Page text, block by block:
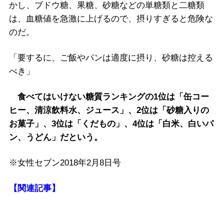
かし、ブドウ糖、果糖、砂糖などの単糖類と二糖類
は、血糖値を急激に上げるので、摂りすぎると危険な
のだ。
「要するに、ご飯やパンは適度に摂り、砂糖は控える
べき」
食べてはいけない糖質ランキングの1位は「缶コー
ヒー、清涼飲料水、ジュース」、2位は「砂糖入りの
お菓子」、3位は「くだもの」、4位は「白米、白いパ
ン、うどん」だという。
※女性セブン2018年2月8日号
【関連記事】